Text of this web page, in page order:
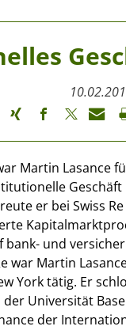
Martin Lasance
Geschäft
er bei Swiss
bank- und
war Martin
York tätig. Er
Universität
der